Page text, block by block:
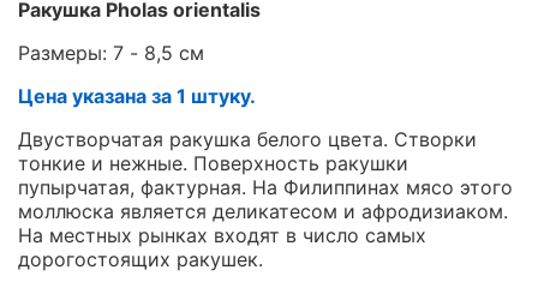
Ракушка Pholas orientalis
Размеры: 7 - 8,5 см
Цена указана за 1 штуку.
Двустворчатая ракушка белого цвета. Створки
тонкие и нежные. Поверхность ракушки
пупырчатая, фактурная. На Филиппинах мясо этого
моллюска является деликатесом и афродизиаком.
На местных рынках входят в число самых
дорогостоящих ракушек.